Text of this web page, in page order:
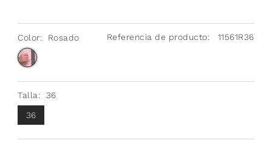
Referencia de producto: 11561R36
Color: Rosado
Talla: 36
36